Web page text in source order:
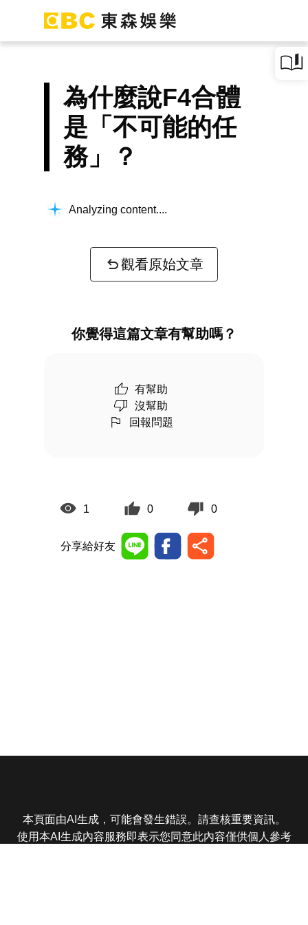
為什麼說F4合體
是「不可能的任
務」？
Analyzing content...
觀看原始文章
你覺得這篇文章有幫助嗎？
有幫助
沒幫助
回報問題
1 0 0
分享給好友
本頁面由AI生成，可能會發生錯誤。請查核重要資訊。
使用本AI生成內容服務即表示您同意此內容僅供個人參考